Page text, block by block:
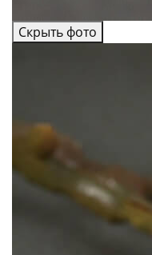
Скрыть фото